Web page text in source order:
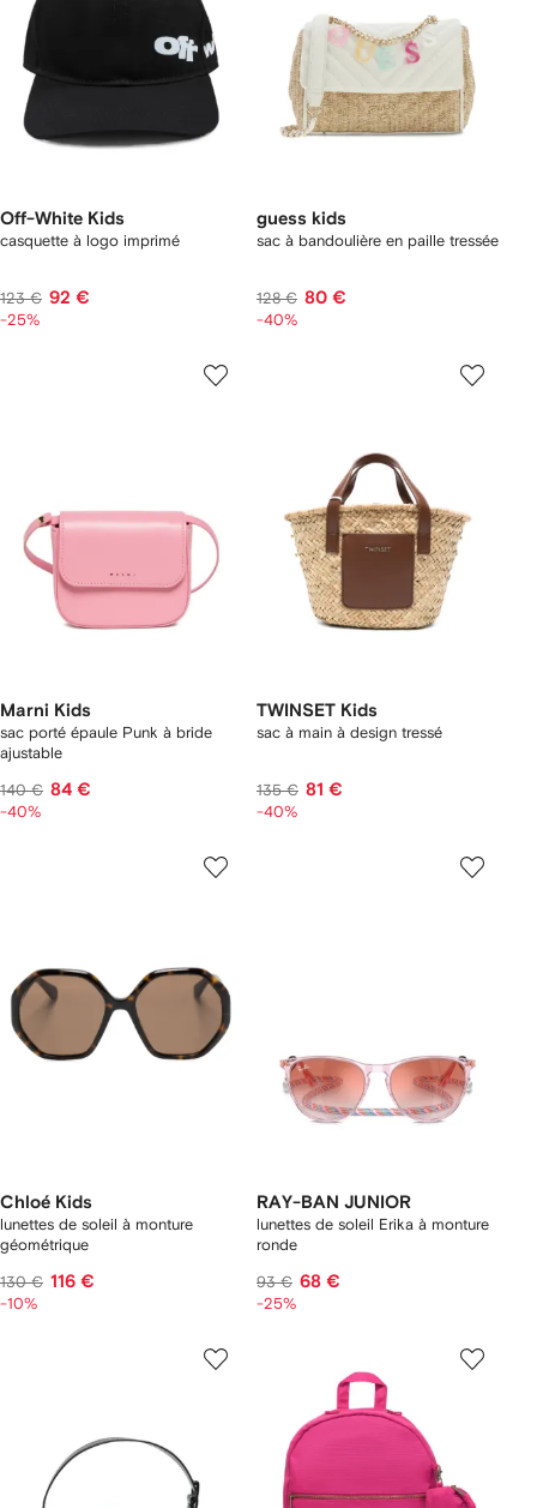
Off-White Kids
casquette à logo imprimé
123 € 92 €
-25%
guess kids
sac à bandoulière en paille tressée
128 € 80 €
-40%
Marni Kids
sac porté épaule Punk à bride
ajustable
140 € 84 €
-40%
TWINSET Kids
sac à main à design tressé
135 € 81 €
-40%
Chloé Kids
lunettes de soleil à monture
géométrique
130 € 116 €
-10%
RAY-BAN JUNIOR
lunettes de soleil Erika à monture
ronde
93 € 68 €
-25%